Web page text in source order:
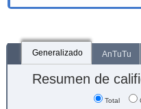
Generalizado AnTuTu
Resumen de
Total